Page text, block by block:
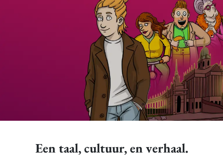
Een taal, cultuur, en verhaal.